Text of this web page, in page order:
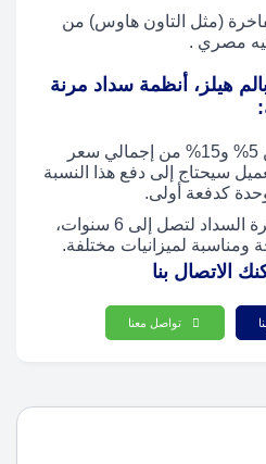
(مثل التاون هاوس) من
هيلز، أنظمة سداد مرنة
مقدم الحجز:يتراوح بين 5% و15% من إجمالي سعر
سيحتاج إلى دفع هذا النسبة
كدفعة أولى.
فترة التقسيط: تمتد فترة السداد لتصل إلى 6 سنوات،
ومناسبة لميزانيات مختلفة.
الاتصال بنا
تواصل معنا